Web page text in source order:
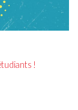
!